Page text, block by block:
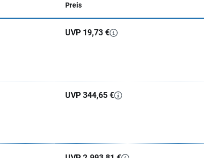
Preis
UVP 19,73 €
UVP 344,65 €